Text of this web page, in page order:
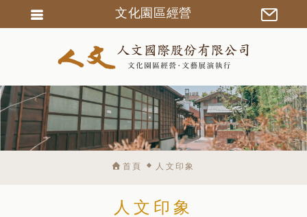
首頁 人文印象
人文印象
文化園區經營
會員註冊
忘記密碼
訂單查詢
匯款通知